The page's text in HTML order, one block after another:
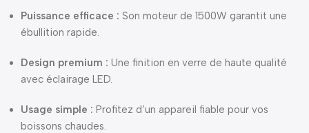
Puissance efficace : Son moteur de 1500W garantit une
ébullition rapide.
Design premium : Une finition en verre de haute qualité
avec éclairage LED.
Usage simple : Profitez d’un appareil fiable pour vos
boissons chaudes.